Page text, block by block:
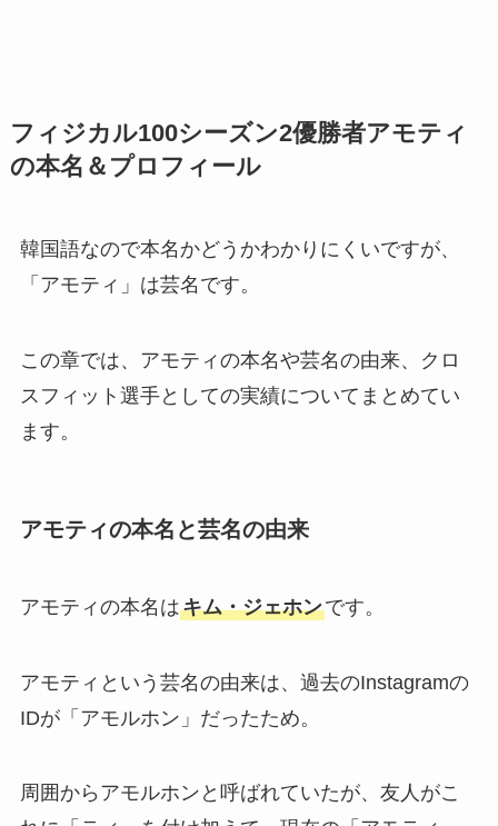
フィジカル100シーズン2優勝者アモティ
の本名＆プロフィール
韓国語なので本名かどうかわかりにくいですが、
「アモティ」は芸名です。
この章では、アモティの本名や芸名の由来、クロ
スフィット選手としての実績についてまとめてい
ます。
アモティの本名と芸名の由来
アモティの本名はキム・ジェホンです。
アモティという芸名の由来は、過去のInstagramの
IDが「アモルホン」だったため。
周囲からアモルホンと呼ばれていたが、友人がこ